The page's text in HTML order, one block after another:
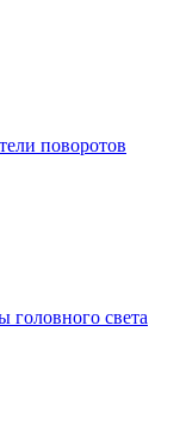
поворотов
головного света